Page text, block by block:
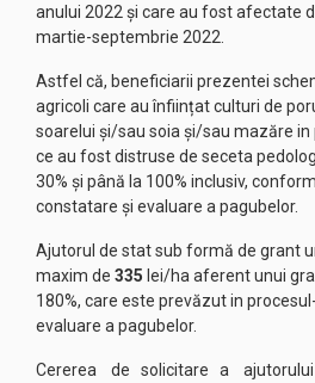
anului 2022 și care au fost afectate
martie-septembrie 2022.
Astfel că, beneficiarii prezentei
agricoli care au înființat culturi de
soarelui și/sau soia și/sau mazăre in
ce au fost distruse de seceta
30% și până la 100% inclusiv,
constatare și evaluare a pagubelor.
Ajutorul de stat sub formă de grant
maxim de 335 lei/ha aferent unui
180%, care este prevăzut in
evaluare a pagubelor.
Cererea de solicitare a